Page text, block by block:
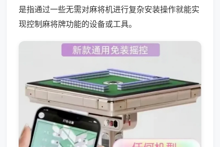
是指通过一些无需对麻将机进行复杂安装操作就能实
现控制麻将牌功能的设备或工具。